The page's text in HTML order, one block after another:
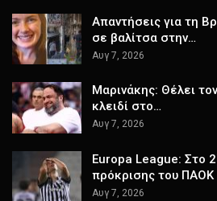
Απαντήσεις για τη
σε βαλίτσα στην…
Αυγ 7, 2026
Μαρινάκης: Θέλει
κλειδί στο…
Αυγ 7, 2026
Europa League: Στο
πρόκρισης του ΠΑΟΚ
Αυγ 7, 2026